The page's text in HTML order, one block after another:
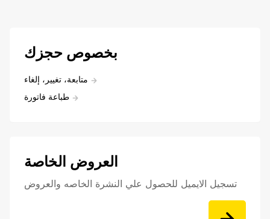
بخصوص حجزك
متابعة، تغيير، إلغاء
طباعة فاتورة
العروض الخاصة
تسجيل الايميل للحصول علي النشرة الخاصه والعروض